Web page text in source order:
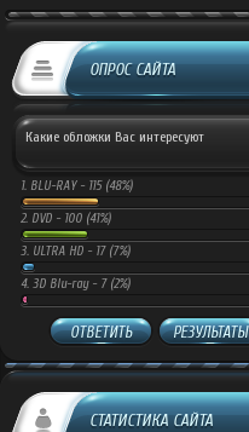
ОПРОС САЙТА
Какие обложки Вас интересуют
1. BLU-RAY - 115 (48%)
2. DVD - 100 (41%)
3. ULTRA HD - 17 (7%)
4. 3D Blu-ray - 7 (2%)
ОТВЕТИТЬ РЕЗУЛЬТАТЫ
СТАТИСТИКА САЙТА